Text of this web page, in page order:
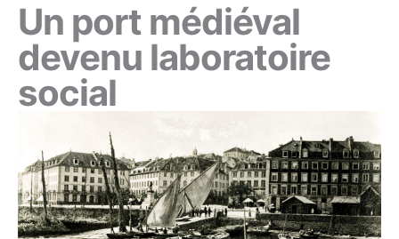
Un port médiéval
devenu laboratoire
social